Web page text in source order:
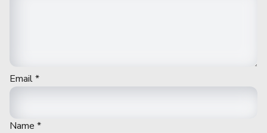
Email*
Name *